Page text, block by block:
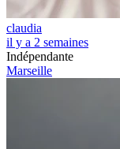
claudia
il y a 2 semaines
Indépendante
Marseille